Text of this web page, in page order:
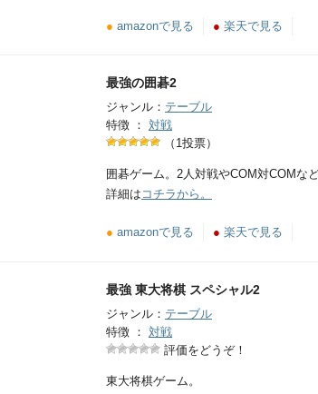
● amazonで見る ● 楽天で見る
最強の囲碁2
ジャンル： テーブル
特徴 ： 対戦
（1投票）
囲碁ゲーム。2人対戦やCOM対COMな
詳細は コチラから。
● amazonで見る ● 楽天で見る
最強 東大将棋 スペシャル2
ジャンル： テーブル
特徴 ： 対戦
評価をどうぞ！
東大将棋ゲーム。